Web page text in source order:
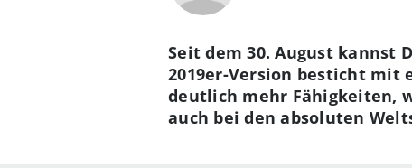
Seit dem 30. August kannst
2019er-Version besticht mit
deutlich mehr Fähigkeiten,
auch bei den absoluten